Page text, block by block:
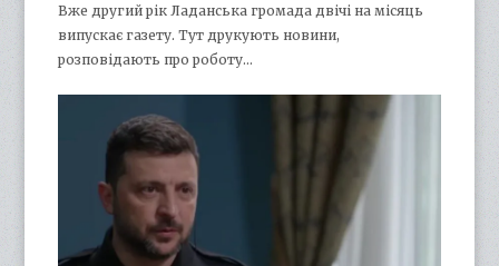
Вже другий рік Ладанська громада двічі на місяць
випускає газету. Тут друкують новини,
розповідають про роботу…